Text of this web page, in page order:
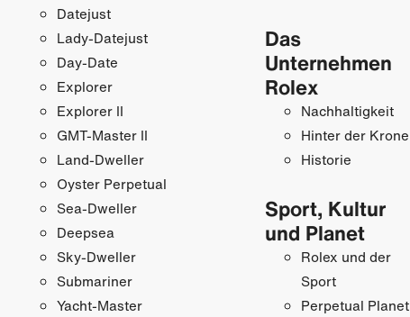
Datejust
Lady-Datejust
Day-Date
Explorer
Explorer II
GMT-Master II
Land-Dweller
Oyster Perpetual
Sea-Dweller
Deepsea
Sky-Dweller
Submariner
Yacht-Master
Das
Unternehmen
Rolex
Nachhaltigkeit
Hinter der Krone
Historie
Sport, Kultur
und Planet
Rolex und der
Sport
Perpetual Planet